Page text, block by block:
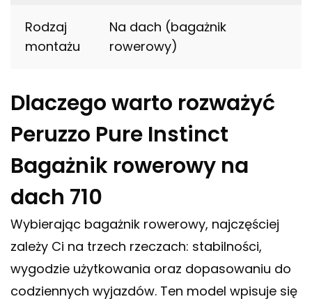
Rodzaj
montażu
Na dach (bagażnik
rowerowy)
Dlaczego warto rozważyć
Peruzzo Pure Instinct
Bagażnik rowerowy na
dach 710
Wybierając bagażnik rowerowy, najczęściej
zależy Ci na trzech rzeczach: stabilności,
wygodzie użytkowania oraz dopasowaniu do
codziennych wyjazdów. Ten model wpisuje się